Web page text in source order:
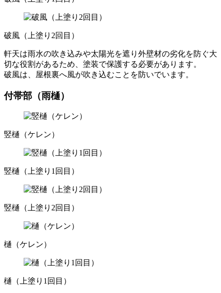
破風（上塗り2回目）
軒天は雨水の吹き込みや太陽光を遮り外壁材の劣化を防ぐ大
切な役割があるため、塗装で保護する必要があります。
破風は、屋根裏へ風が吹き込むことを防いでいます。
付帯部（雨樋）
竪樋（ケレン）
竪樋（上塗り1回目）
竪樋（上塗り2回目）
樋（ケレン）
樋（上塗り1回目）